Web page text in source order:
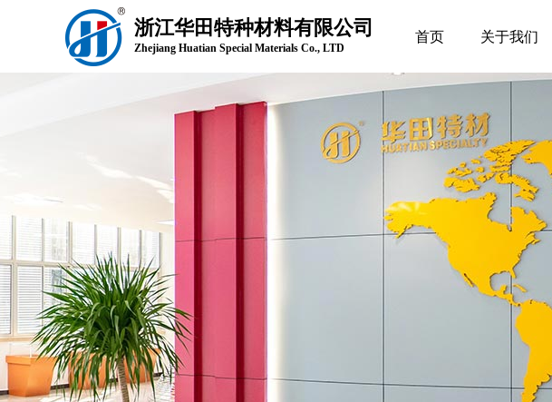
浙江华田特种材料有限公司
Zhejiang Huatian Special Materials Co., LTD
首页 关于我们